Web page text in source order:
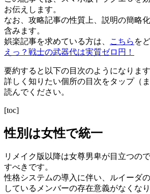
お伝えします。
なお、攻略記事の性質上、説明の簡略
含みます。
娯楽記事を求めている方は、
こちら を
えっ？戦士の武器代は実質ゼロ円！
要約すると以下の目次のようになります
詳しく知りたい個所の目次をタップ（
読んでください。
[toc]
性別は女性で統一
リメイク版以降は女尊男卑が目立つの
すべきです。
性格システムの導入に伴い、ルイーダ
しているメンバーの存在意義がなくなり